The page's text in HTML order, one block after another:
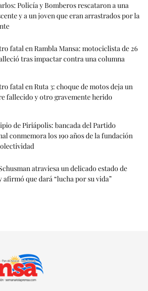
Policía y Bomberos rescataron a una
y a un joven que eran arrastrados por la
fatal en Rambla Mansa: motociclista de 26
tras impactar contra una columna
fatal en Ruta 3: choque de motos deja un
fallecido y otro gravemente herido
de Piriápolis: bancada del Partido
conmemora los 190 años de la fundación
atraviesa un delicado estado de
afirmó que dará “lucha por su vida”